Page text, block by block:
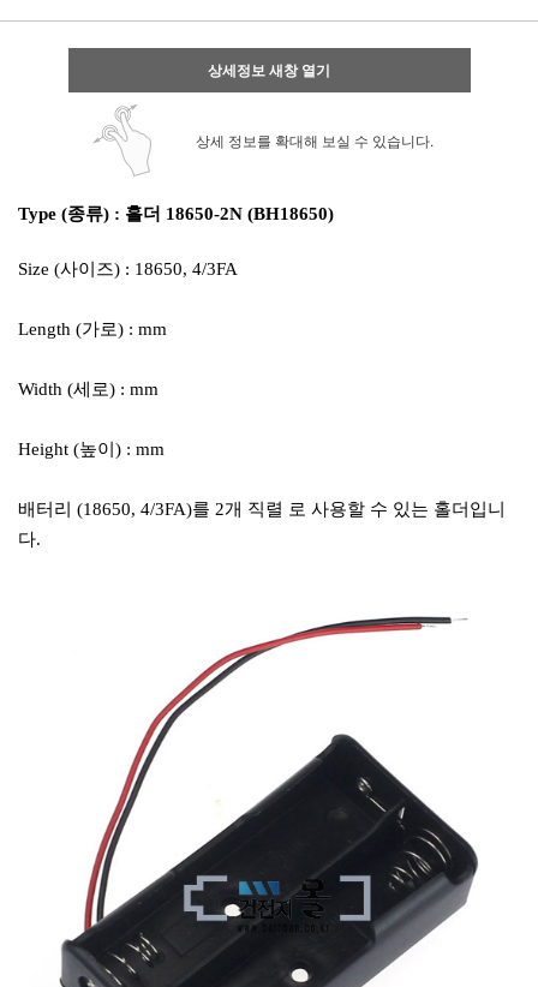
상세정보 새창 열기
상세 정보를 확대해 보실 수 있습니다.
Type (종류) : 홀더 18650-2N (BH18650)
Size (사이즈) : 18650, 4/3FA
Length (가로) : mm
Width (세로) : mm
Height (높이) : mm
배터리 (18650, 4/3FA)를 2개 직렬 로 사용할 수 있는 홀더입니
다.